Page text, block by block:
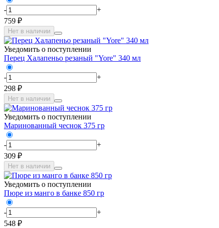
-
+
759 ₽
Нет в наличии
Уведомить о поступлении
Перец Халапеньо резаный "Yore" 340 мл
-
+
298 ₽
Нет в наличии
Уведомить о поступлении
Маринованный чеснок 375 гр
-
+
309 ₽
Нет в наличии
Уведомить о поступлении
Пюре из манго в банке 850 гр
-
+
548 ₽